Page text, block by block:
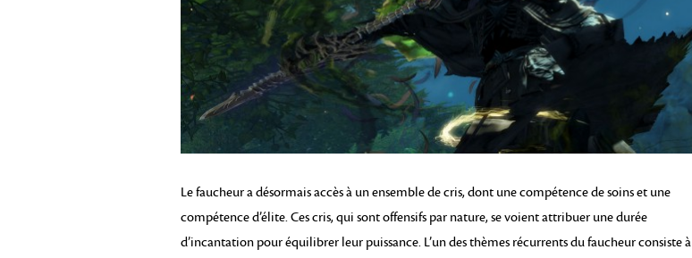
Le faucheur a désormais accès à un ensemble de cris, dont une compétence de soins et une
compétence d’élite. Ces cris, qui sont offensifs par nature, se voient attribuer une durée
d’incantation pour équilibrer leur puissance. L’un des thèmes récurrents du faucheur consiste à